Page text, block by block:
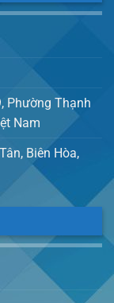
Phường Thạnh
Nam
Biên Hòa,